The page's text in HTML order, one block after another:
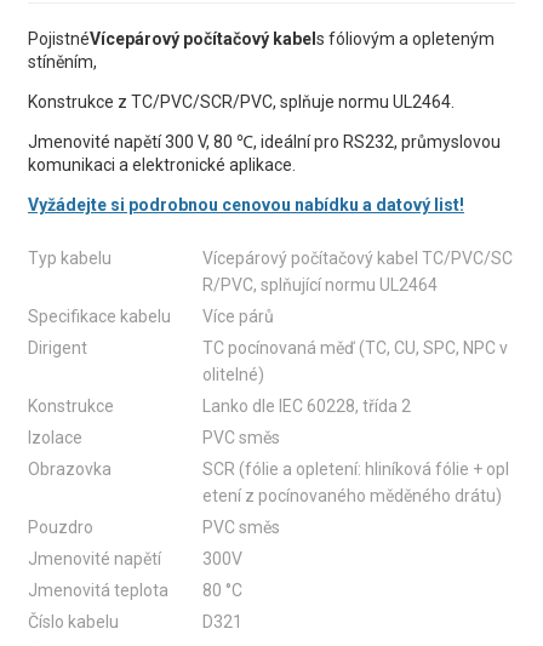
PojistnéVícepárový počítačový kabel s fóliovým a opleteným
stíněním,
Konstrukce z TC/PVC/SCR/PVC, splňuje normu UL2464.
Jmenovité napětí 300 V, 80 ℃, ideální pro RS232, průmyslovou
komunikaci a elektronické aplikace.
Vyžádejte si podrobnou cenovou nabídku a datový list!
Typ kabelu
Vícepárový počítačový kabel TC/PVC/SC
R/PVC, splňující normu UL2464
Specifikace kabelu
Více párů
Dirigent
TC pocínovaná měď (TC, CU, SPC, NPC v
olitelné)
Konstrukce
Lanko dle IEC 60228, třída 2
Izolace
PVC směs
Obrazovka
SCR (fólie a opletení: hliníková fólie + opl
etení z pocínovaného měděného drátu)
Pouzdro
PVC směs
Jmenovité napětí
300V
Jmenovitá teplota
80 °C
Číslo kabelu
D321